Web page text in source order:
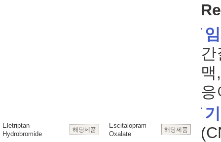
Eletriptan
Hydrobromide
해당제품
Escitalopram
Oxalate
해당제품
응